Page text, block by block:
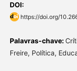
DOI:
https://doi.org/
Palavras-chave:
Freire, Política,